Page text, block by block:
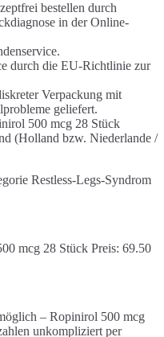
bestellen durch
in der Online-
durch die EU-Richtlinie zur
Verpackung mit
geliefert.
500 mcg 28 Stück
(Holland bzw. Niederlande /
Restless-Legs-Syndrom
mcg 28 Stück Preis: 69.50
– Ropinirol 500 mcg
unkompliziert per